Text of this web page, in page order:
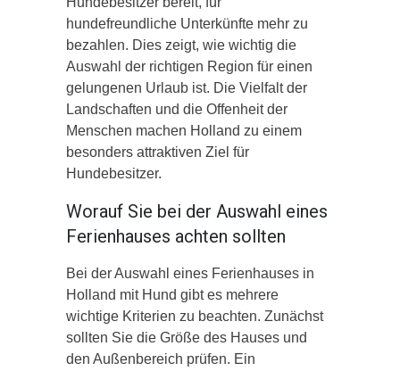
hundefreundliche Unterkünfte mehr zu
bezahlen. Dies zeigt, wie wichtig die
Auswahl der richtigen Region für einen
gelungenen Urlaub ist. Die Vielfalt der
Landschaften und die Offenheit der
Menschen machen Holland zu einem
besonders attraktiven Ziel für
Hundebesitzer.
Worauf Sie bei der Auswahl eines
Ferienhauses achten sollten
Bei der Auswahl eines Ferienhauses in
Holland mit Hund gibt es mehrere
wichtige Kriterien zu beachten. Zunächst
sollten Sie die Größe des Hauses und
den Außenbereich prüfen. Ein